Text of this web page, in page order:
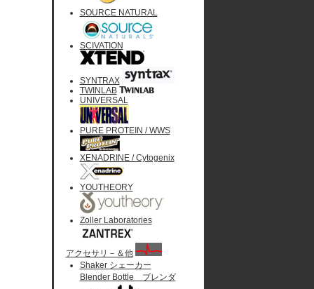
SOURCE NATURAL
SCIVATION
SYNTRAX
TWINLAB
UNIVERSAL
PURE PROTEIN / WWS
XENADRINE / Cytogenix
YOUTHEORY
Zoller Laboratories
アクセサリ－＆他
Shaker シェーカー
Blender Bottle ブレンダ